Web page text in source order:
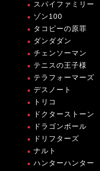
スパイファミリー
ゾン100
タコピーの原罪
ダンダダン
チェンソーマン
テニスの王子様
テラフォーマーズ
デスノート
トリコ
ドクターストーン
ドラゴンボール
ドリフターズ
ナルト
ハンターハンター